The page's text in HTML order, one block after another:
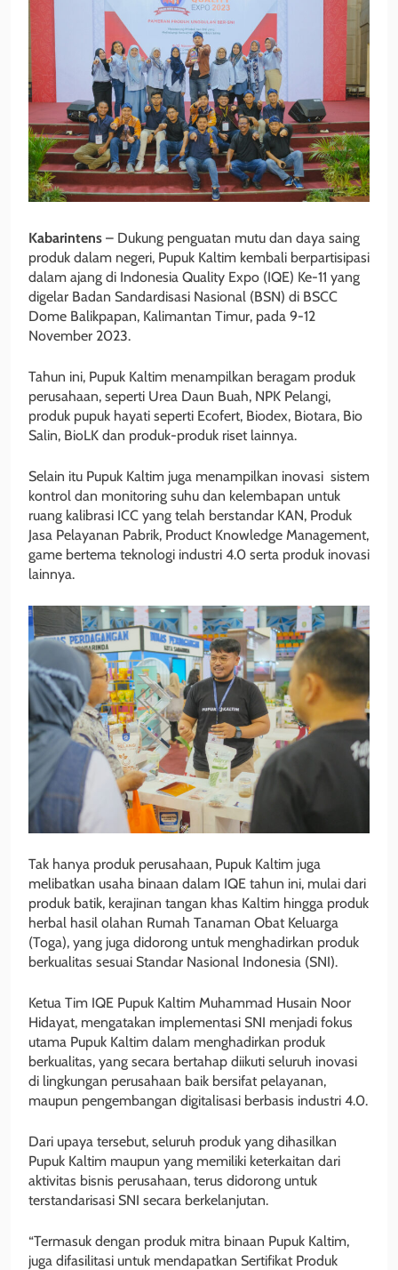
Kabarintens – Dukung penguatan mutu dan daya saing
produk dalam negeri, Pupuk Kaltim kembali berpartisipasi
dalam ajang di Indonesia Quality Expo (IQE) Ke-11 yang
digelar Badan Sandardisasi Nasional (BSN) di BSCC
Dome Balikpapan, Kalimantan Timur, pada 9-12
November 2023.
Tahun ini, Pupuk Kaltim menampilkan beragam produk
perusahaan, seperti Urea Daun Buah, NPK Pelangi,
produk pupuk hayati seperti Ecofert, Biodex, Biotara, Bio
Salin, BioLK dan produk-produk riset lainnya.
Selain itu Pupuk Kaltim juga menampilkan inovasi sistem
kontrol dan monitoring suhu dan kelembapan untuk
ruang kalibrasi ICC yang telah berstandar KAN, Produk
Jasa Pelayanan Pabrik, Product Knowledge Management,
game bertema teknologi industri 4.0 serta produk inovasi
lainnya.
Tak hanya produk perusahaan, Pupuk Kaltim juga
melibatkan usaha binaan dalam IQE tahun ini, mulai dari
produk batik, kerajinan tangan khas Kaltim hingga produk
herbal hasil olahan Rumah Tanaman Obat Keluarga
(Toga), yang juga didorong untuk menghadirkan produk
berkualitas sesuai Standar Nasional Indonesia (SNI).
Ketua Tim IQE Pupuk Kaltim Muhammad Husain Noor
Hidayat, mengatakan implementasi SNI menjadi fokus
utama Pupuk Kaltim dalam menghadirkan produk
berkualitas, yang secara bertahap diikuti seluruh inovasi
di lingkungan perusahaan baik bersifat pelayanan,
maupun pengembangan digitalisasi berbasis industri 4.0.
Dari upaya tersebut, seluruh produk yang dihasilkan
Pupuk Kaltim maupun yang memiliki keterkaitan dari
aktivitas bisnis perusahaan, terus didorong untuk
terstandarisasi SNI secara berkelanjutan.
“Termasuk dengan produk mitra binaan Pupuk Kaltim,
juga difasilitasi untuk mendapatkan Sertifikat Produk